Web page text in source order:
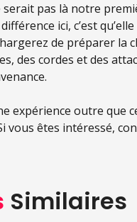
serait pas là notre
ici, c’est
de préparer la
des cordes et des
expérience outre que
vous êtes intéressé,
Similaires